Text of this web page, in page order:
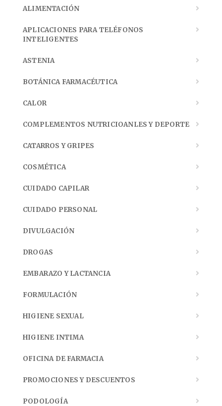
ALIMENTACIÓN
APLICACIONES PARA TELÉFONOS
INTELIGENTES
ASTENIA
BOTÁNICA FARMACÉUTICA
CALOR
COMPLEMENTOS NUTRICIOANLES Y DEPORTE
CATARROS Y GRIPES
COSMÉTICA
CUIDADO CAPILAR
CUIDADO PERSONAL
DIVULGACIÓN
DROGAS
EMBARAZO Y LACTANCIA
FORMULACIÓN
HIGIENE SEXUAL
HIGIENE INTIMA
OFICINA DE FARMACIA
PROMOCIONES Y DESCUENTOS
PODOLOGÍA